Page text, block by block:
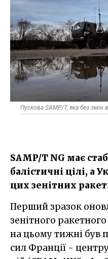
Пускова SAMP/T, яка без змін
SAMP/T NG має
балістичні цілі, а
цих зенітних
Перший зразок оновленого європейського
зенітного
на цьому тижні був
сил Франції -